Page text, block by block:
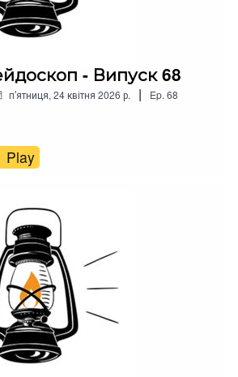
- Випуск 68
пʼятниця, 24 квітня 2026 р. | Ep. 68
Play